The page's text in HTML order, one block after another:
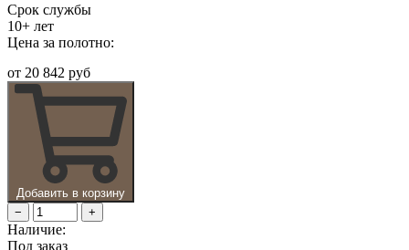
Срок службы
10+ лет
Цена за полотно:
от 20 842 руб
Добавить в корзину
−
+
Наличие:
Под заказ